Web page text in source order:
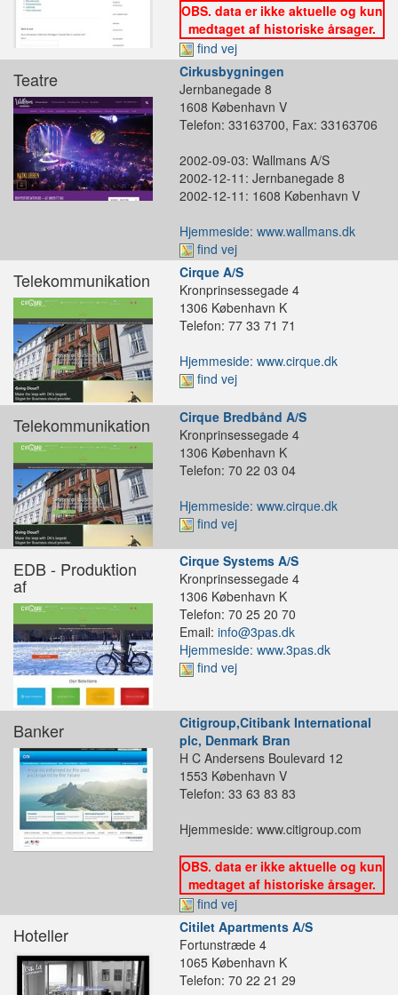
OBS. data er ikke aktuelle og kun
medtaget af historiske årsager.
find vej
Teatre
Cirkusbygningen
Jernbanegade 8
1608 København V
Telefon: 33163700, Fax: 33163706
2002-09-03: Wallmans A/S
2002-12-11: Jernbanegade 8
2002-12-11: 1608 København V
Hjemmeside: www.wallmans.dk
find vej
Telekommunikation
Cirque A/S
Kronprinsessegade 4
1306 København K
Telefon: 77 33 71 71
Hjemmeside: www.cirque.dk
find vej
Telekommunikation
Cirque Bredbånd A/S
Kronprinsessegade 4
1306 København K
Telefon: 70 22 03 04
Hjemmeside: www.cirque.dk
find vej
EDB - Produktion
af
Cirque Systems A/S
Kronprinsessegade 4
1306 København K
Telefon: 70 25 20 70
Email: info@3pas.dk
Hjemmeside: www.3pas.dk
find vej
Banker
Citigroup,Citibank International
plc, Denmark Bran
H C Andersens Boulevard 12
1553 København V
Telefon: 33 63 83 83
Hjemmeside: www.citigroup.com
OBS. data er ikke aktuelle og kun
medtaget af historiske årsager.
find vej
Hoteller
Citilet Apartments A/S
Fortunstræde 4
1065 København K
Telefon: 70 22 21 29